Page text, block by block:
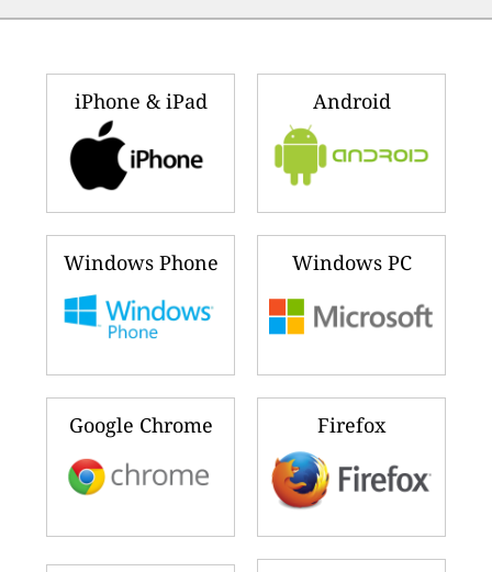
iPhone & iPad Android
Windows Phone Windows PC
Google Chrome Firefox